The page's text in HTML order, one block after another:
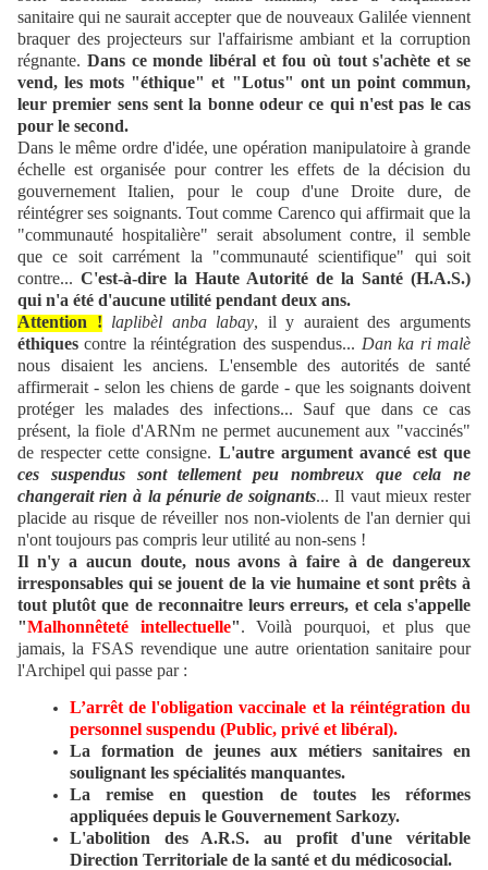
sanitaire qui ne saurait accepter que de nouveaux Galilée viennent
braquer des projecteurs sur l'affairisme ambiant et la corruption
régnante. Dans ce monde libéral et fou où tout s'achète et se
vend, les mots "éthique" et "Lotus" ont un point commun,
leur premier sens sent la bonne odeur ce qui n'est pas le cas
pour le second.
Dans le même ordre d'idée, une opération manipulatoire à grande
échelle est organisée pour contrer les effets de la décision du
gouvernement Italien, pour le coup d'une Droite dure, de
réintégrer ses soignants. Tout comme Carenco qui affirmait que la
"communauté hospitalière" serait absolument contre, il semble
que ce soit carrément la "communauté scientifique" qui soit
contre... C'est-à-dire la Haute Autorité de la Santé (H.A.S.)
qui n'a été d'aucune utilité pendant deux ans.
Attention ! laplibèl anba labay, il y auraient des arguments
éthiques contre la réintégration des suspendus... Dan ka ri malè
nous disaient les anciens. L'ensemble des autorités de santé
affirmerait - selon les chiens de garde - que les soignants doivent
protéger les malades des infections... Sauf que dans ce cas
présent, la fiole d'ARNm ne permet aucunement aux "vaccinés"
de respecter cette consigne. L'autre argument avancé est que
ces suspendus sont tellement peu nombreux que cela ne
changerait rien à la pénurie de soignants... Il vaut mieux rester
placide au risque de réveiller nos non-violents de l'an dernier qui
n'ont toujours pas compris leur utilité au non-sens !
Il n'y a aucun doute, nous avons à faire à de dangereux
irresponsables qui se jouent de la vie humaine et sont prêts à
tout plutôt que de reconnaitre leurs erreurs, et cela s'appelle
"Malhonnêteté intellectuelle". Voilà pourquoi, et plus que
jamais, la FSAS revendique une autre orientation sanitaire pour
l'Archipel qui passe par :
L’arrêt de l'obligation vaccinale et la réintégration du
personnel suspendu (Public, privé et libéral).
La formation de jeunes aux métiers sanitaires en
soulignant les spécialités manquantes.
La remise en question de toutes les réformes
appliquées depuis le Gouvernement Sarkozy.
L'abolition des A.R.S. au profit d'une véritable
Direction Territoriale de la santé et du médicosocial.